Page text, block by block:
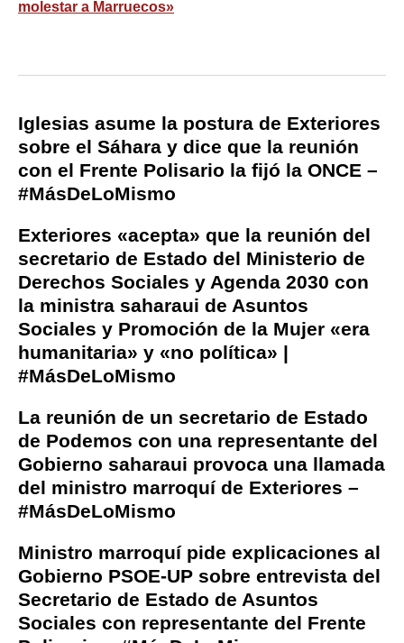
molestar a Marruecos»
Iglesias asume la postura de Exteriores
sobre el Sáhara y dice que la reunión
con el Frente Polisario la fijó la ONCE –
#MásDeLoMismo
Exteriores «acepta» que la reunión del
secretario de Estado del Ministerio de
Derechos Sociales y Agenda 2030 con
la ministra saharaui de Asuntos
Sociales y Promoción de la Mujer «era
humanitaria» y «no política» |
#MásDeLoMismo
La reunión de un secretario de Estado
de Podemos con una representante del
Gobierno saharaui provoca una llamada
del ministro marroquí de Exteriores –
#MásDeLoMismo
Ministro marroquí pide explicaciones al
Gobierno PSOE-UP sobre entrevista del
Secretario de Estado de Asuntos
Sociales con representante del Frente